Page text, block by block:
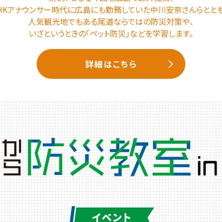
アナウンサー時代に広島にも勤務していた中川安奈さんらとと
人気観光地でもある尾道ならではの防災対策や、
いざというときの「ペット防災」などを学習します。
詳細はこちら